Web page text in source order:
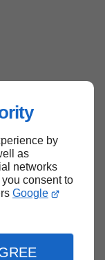
by
as
networks
consent to
Google